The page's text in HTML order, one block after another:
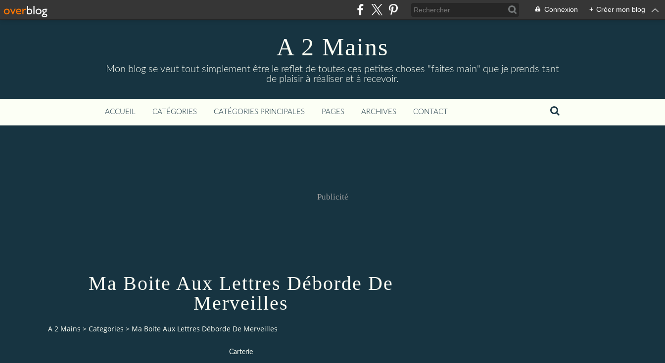
Connexion + Créer mon blog
A 2 Mains
Mon blog se veut tout simplement être le reflet de toutes ces petites choses "faites main" que je prends tant
de plaisir à réaliser et à recevoir.
ACCUEIL CATÉGORIES CATÉGORIES PRINCIPALES PAGES ARCHIVES CONTACT
Publicité
Ma Boite Aux Lettres Déborde De
Merveilles
A 2 Mains > Categories > Ma Boite Aux Lettres Déborde De Merveilles
Carterie